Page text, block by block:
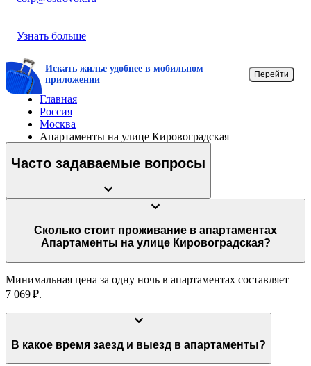
Узнать больше
Искать жилье удобнее в мобильном
приложении
Перейти
Главная
Россия
Москва
Апартаменты на улице Кировоградская
Часто задаваемые вопросы
Сколько стоит проживание в апартаментах
Апартаменты на улице Кировоградская?
Минимальная цена за одну ночь в апартаментах составляет
7 069 ₽.
В какое время заезд и выезд в апартаменты?